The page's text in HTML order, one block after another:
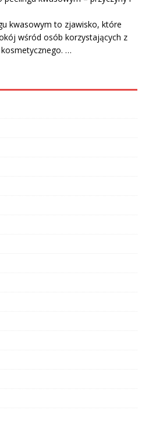
kwasowym to zjawisko, które
wśród osób korzystających z
…